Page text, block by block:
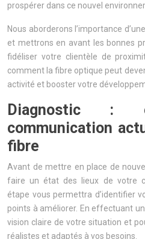
prospérer dans ce nouvel
Nous aborderons l’importance
et mettrons en avant les bonnes
fidéliser votre clientèle de
comment la fibre optique peut
activité et booster votre
Diagnostic :
communication
fibre
Avant de mettre en place de
faire un état des lieux de votre
étape vous permettra d’identifier
points à améliorer. En effectuant
vision claire de votre situation et
réalistes et adaptés à vos besoins.